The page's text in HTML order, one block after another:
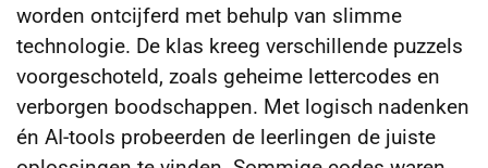
worden ontcijferd met behulp van slimme
technologie. De klas kreeg verschillende puzzels
voorgeschoteld, zoals geheime lettercodes en
verborgen boodschappen. Met logisch nadenken
én AI-tools probeerden de leerlingen de juiste